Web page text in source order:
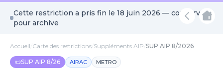
Cette restriction a pris fin le 18 juin 2026 — conservée
pour archive
Accueil Carte des restrictions Suppléments AIP SUP AIP 8/2026
📜SUP AIP 8/26 AIRAC METRO